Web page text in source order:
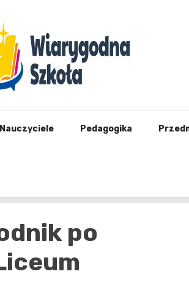
Nauczyciele Pedagogika
po